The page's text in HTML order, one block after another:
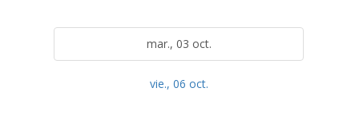
mar., 03 oct.
vie., 06 oct.